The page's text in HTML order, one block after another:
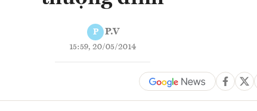
P P.V
15:59, 20/05/2014